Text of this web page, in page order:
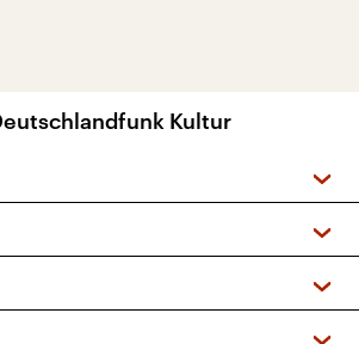
Kultur
und Podcasts
Kinderprogramm
(UKW + DAB+)